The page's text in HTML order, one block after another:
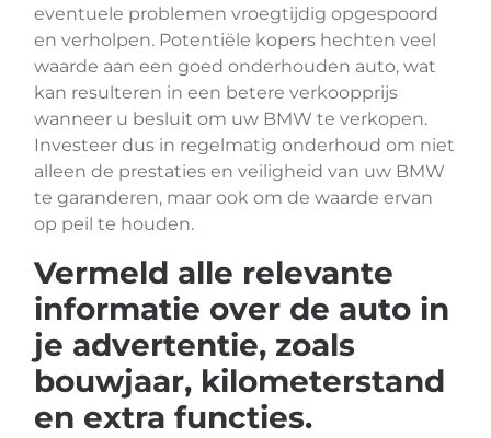
eventuele problemen vroegtijdig opgespoord
en verholpen. Potentiële kopers hechten veel
waarde aan een goed onderhouden auto, wat
kan resulteren in een betere verkoopprijs
wanneer u besluit om uw BMW te verkopen.
Investeer dus in regelmatig onderhoud om niet
alleen de prestaties en veiligheid van uw BMW
te garanderen, maar ook om de waarde ervan
op peil te houden.
Vermeld alle relevante
informatie over de auto in
je advertentie, zoals
bouwjaar, kilometerstand
en extra functies.